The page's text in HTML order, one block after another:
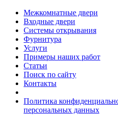
Межкомнатные двери
Входные двери
Системы открывания
Фурнитура
Услуги
Примеры наших работ
Статьи
Поиск по сайту
Контакты
Политика
персональных данных